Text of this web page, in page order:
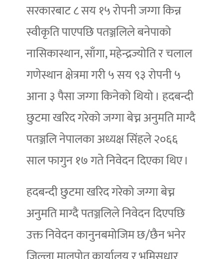
सरकारबाट ८ सय १५ रोपनी जग्गा किन्न
स्वीकृति पाएपछि पतञ्जलिले बनेपाको
नासिकास्थान, साँगा, महेन्द्रज्योति र चलाल
गणेस्थान क्षेत्रमा गरी ५ सय ९३ रोपनी ५
आना ३ पैसा जग्गा किनेको थियो । हदबन्दी
छुटमा खरिद गरेको जग्गा बेच्न अनुमति माग्दै
पतञ्जलि नेपालका अध्यक्ष सिंहले २०६६
साल फागुन १७ गते निवेदन दिएका थिए ।
हदबन्दी छुटमा खरिद गरेको जग्गा बेच्न
अनुमति माग्दै पतञ्जलिले निवेदन दिएपछि
उक्त निवेदन कानुनबमोजिम छ/छैन भनेर